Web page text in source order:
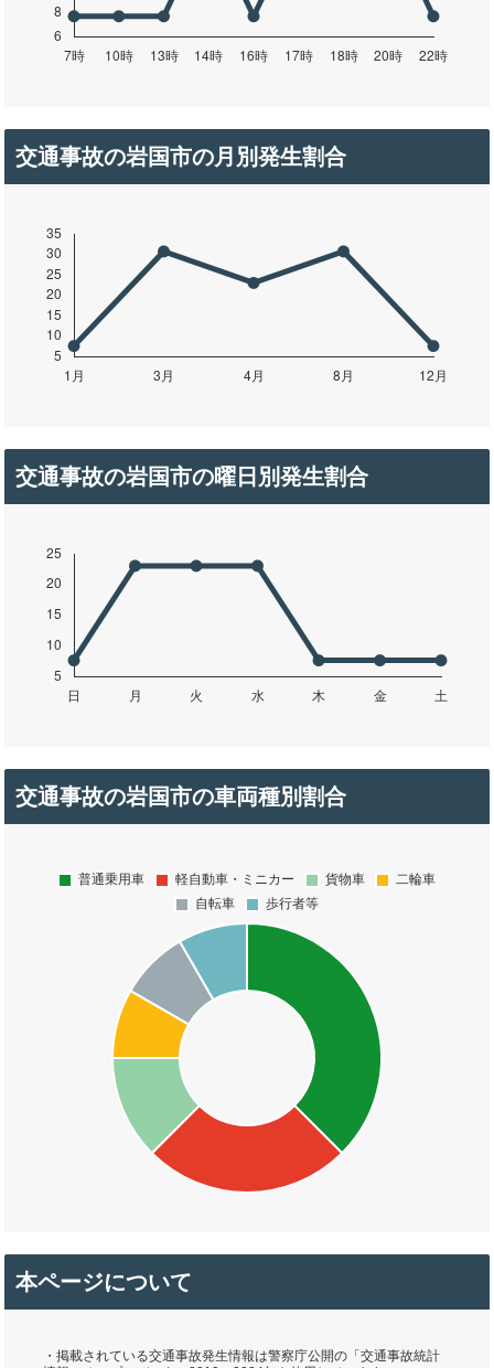
交通事故の岩国市の月別発生割合
交通事故の岩国市の曜日別発生割合
交通事故の岩国市の車両種別割合
本ページについて
・掲載されている交通事故発生情報は警察庁公開の「交通事故統計